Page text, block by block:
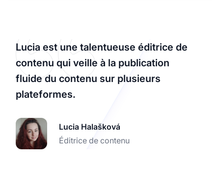
Lucia est une talentueuse éditrice de
contenu qui veille à la publication
fluide du contenu sur plusieurs
plateformes.
Lucia Halašková
Éditrice de contenu